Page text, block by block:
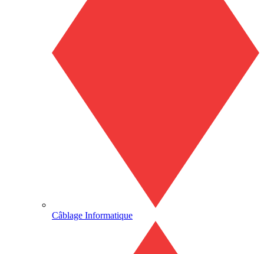
Câblage Informatique